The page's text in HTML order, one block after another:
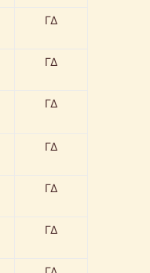
ΓΔ
ΓΔ
ΓΔ
ΓΔ
ΓΔ
ΓΔ